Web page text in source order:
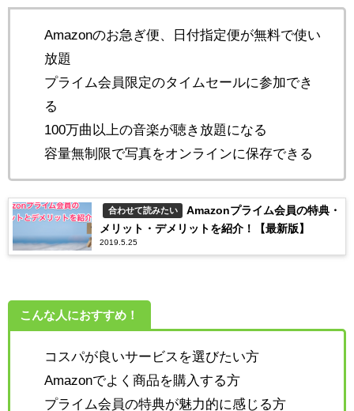
Amazonのお急ぎ便、日付指定便が無料で使い
放題
プライム会員限定のタイムセールに参加でき
る
100万曲以上の音楽が聴き放題になる
容量無制限で写真をオンラインに保存できる
合わせて読みたい
Amazonプライム会員の特典・
メリット・デメリットを紹介！【最新版】
2019.5.25
こんな人におすすめ！
コスパが良いサービスを選びたい方
Amazonでよく商品を購入する方
プライム会員の特典が魅力的に感じる方